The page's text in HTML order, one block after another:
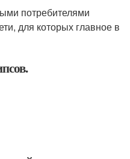
потребителями
для которых главное в